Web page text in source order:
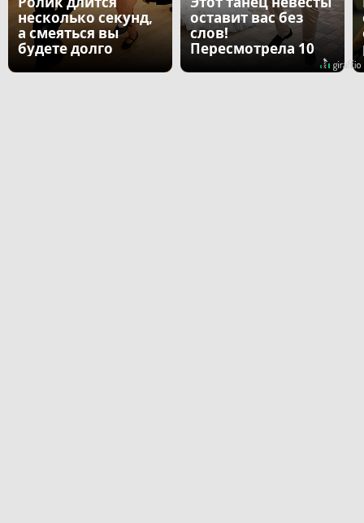
несколько секунд,
а смеяться вы
будете долго
оставит вас без
слов!
Пересмотрела 10